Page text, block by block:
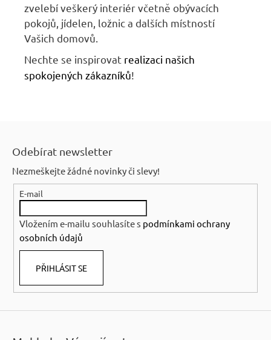
zvelebí veškerý interiér včetně obývacích
pokojů, jídelen, ložnica dalších místností
Vašich domovů.
Nechte se inspirovat realizaci našich
spokojených zákazníků!
Odebírat newsletter
Nezmeškejte žádné novinky či slevy!
E-mail
Vložením e-mailu souhlasíte s podmínkami ochrany
osobních údajů
PŘIHLÁSIT SE